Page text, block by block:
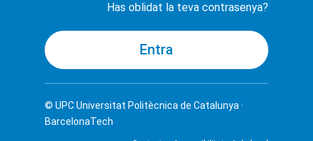
Has oblidat la teva contrasenya?
© UPCUniversitat Politècnica de Catalunya ·
BarcelonaTech